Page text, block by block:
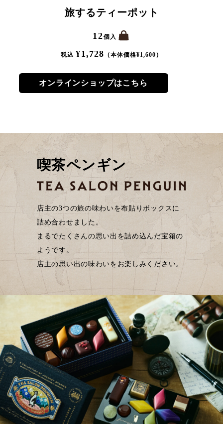
旅するティーポット
12個入
税込 ¥1,728 （本体価格¥1,600 ）
オンラインショップはこちら
喫茶ペンギン
店主の3つの旅の味わいを布貼りボックスに
詰め合わせました。
まるでたくさんの思い出を詰め込んだ宝箱の
ようです。
店主の思い出の味わいをお楽しみください。